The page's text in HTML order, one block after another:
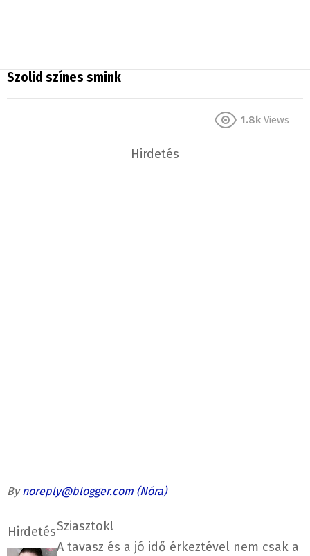
Szolid színes smink
1.8k Views
Hirdetés
Bynoreply@blogger.com (Nóra)
HirdetésSziasztok!
A tavasz és a jó idő érkeztével nem csak a